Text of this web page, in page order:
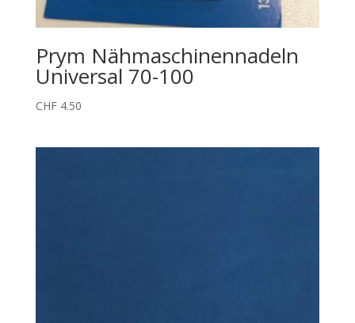
Prym Nähmaschinennadeln
Universal 70-100
CHF4.50